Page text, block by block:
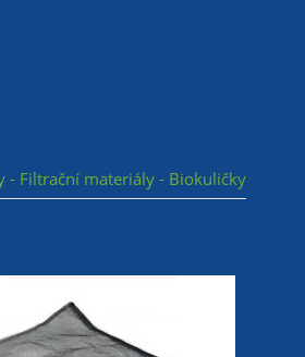
Filtrační materiály - Biokuličky